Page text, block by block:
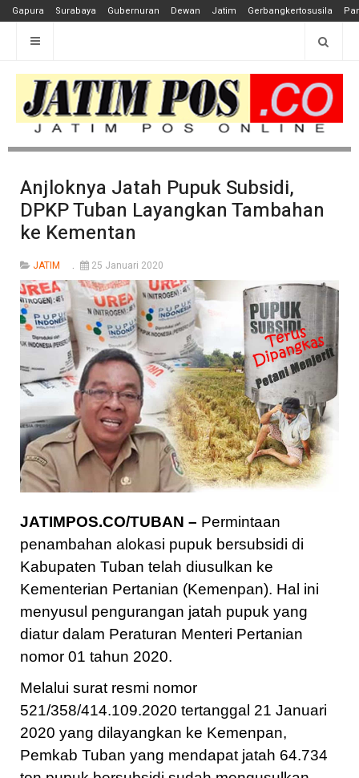
Gapura Surabaya Gubernuran Dewan Jatim Gerbangkertosusila
Anjloknya Jatah Pupuk Subsidi,
DPKP Tuban Layangkan Tambahan
ke Kementan
JATIM 25 Januari 2020
JATIMPOS.CO/TUBAN – Permintaan
penambahan alokasi pupuk bersubsidi di
Kabupaten Tuban telah diusulkan ke
Kementerian Pertanian (Kemenpan). Hal ini
menyusul pengurangan jatah pupuk yang
diatur dalam Peraturan Menteri Pertanian
nomor 01 tahun 2020.
Melalui surat resmi nomor
521/358/414.109.2020 tertanggal 21 Januari
2020 yang dilayangkan ke Kemenpan,
Pemkab Tuban yang mendapat jatah 64.734